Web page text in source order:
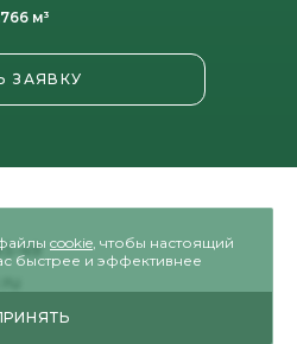
м³
ЗАЯВКУ
49 cookie, чтобы настоящий
быстрее и эффективнее